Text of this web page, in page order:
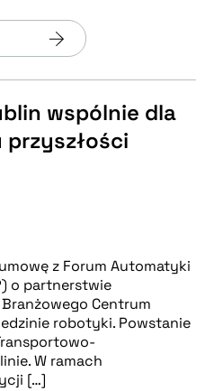
wspólnie dla
z Forum Automatyki
o partnerstwie
Centrum
robotyki. Powstanie
W ramach
[…]